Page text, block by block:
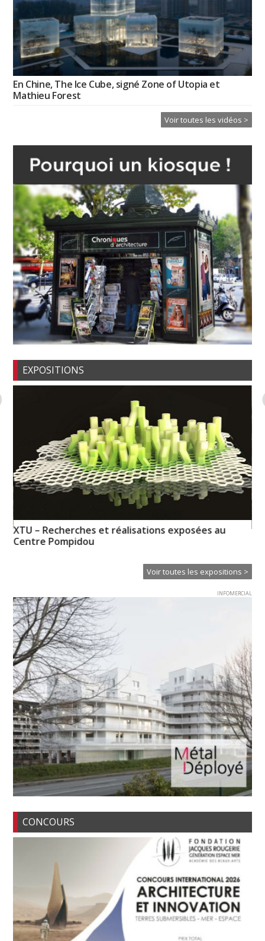
En Chine, The Ice Cube, signé Zone of Utopia et
Mathieu Forest
Voir toutes les vidéos >
EXPOSITIONS
XTU – Recherches et réalisations exposées au
Centre Pompidou
Voir toutes les expositions >
INFOMERCIAL
CONCOURS